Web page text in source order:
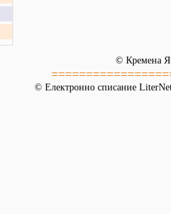
© Кремена
© Електронно списание